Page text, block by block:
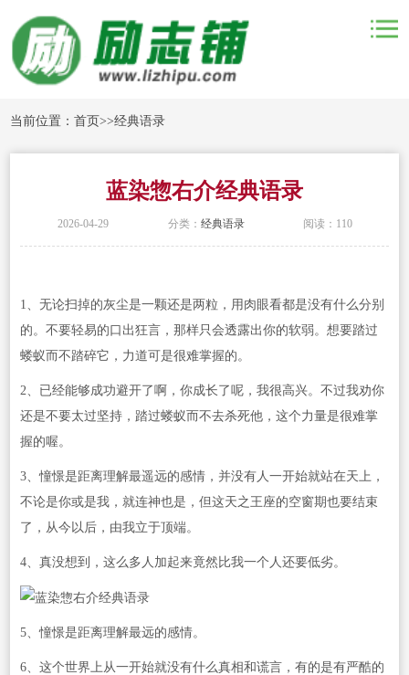
当前位置：首页>>经典语录
蓝染惣右介经典语录
2026-04-29 分类： 经典语录 阅读：110
1、无论扫掉的灰尘是一颗还是两粒，用肉眼看都是没有什么分别
的。不要轻易的口出狂言，那样只会透露出你的软弱。想要踏过
蝼蚁而不踏碎它，力道可是很难掌握的。
2、已经能够成功避开了啊，你成长了呢，我很高兴。不过我劝你
还是不要太过坚持，踏过蝼蚁而不去杀死他，这个力量是很难掌
握的喔。
3、憧憬是距离理解最遥远的感情，并没有人一开始就站在天上，
不论是你或是我，就连神也是，但这天之王座的空窗期也要结束
了，从今以后，由我立于顶端。
4、真没想到，这么多人加起来竟然比我一个人还要低劣。
5、憧憬是距离理解最远的感情。
6、这个世界上从一开始就没有什么真相和谎言，有的是有严酷的